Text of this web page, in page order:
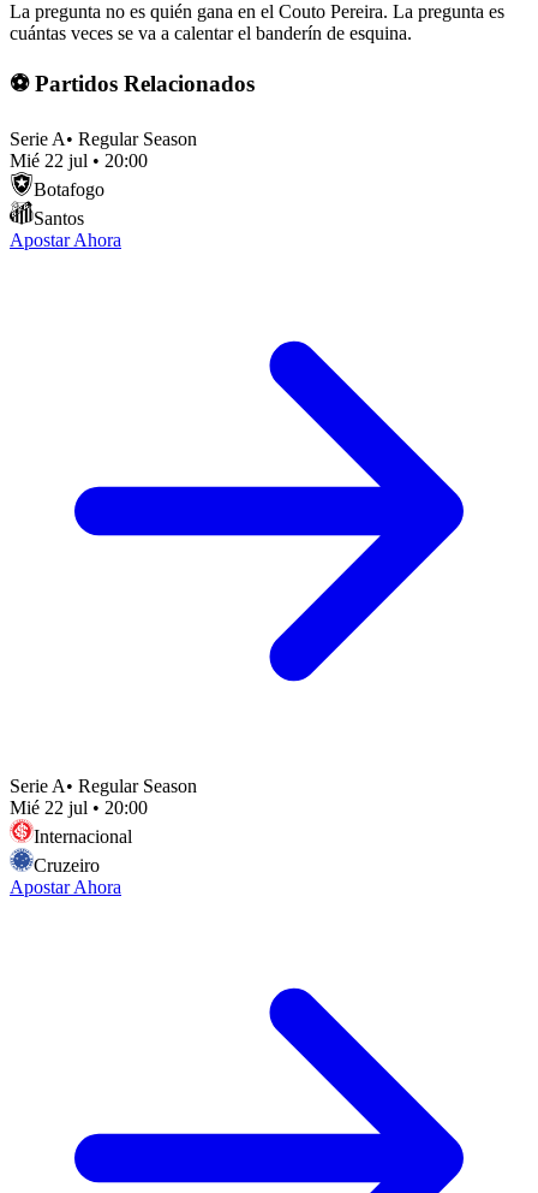
La pregunta no es quién gana en el Couto Pereira. La pregunta es
cuántas veces se va a calentar el banderín de esquina.
⚽ Partidos Relacionados
Serie A• Regular Season
Mié 22 jul • 20:00
Botafogo
Santos
Apostar Ahora
Serie A• Regular Season
Mié 22 jul • 20:00
Internacional
Cruzeiro
Apostar Ahora